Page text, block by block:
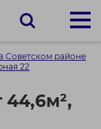
Советском районе
22